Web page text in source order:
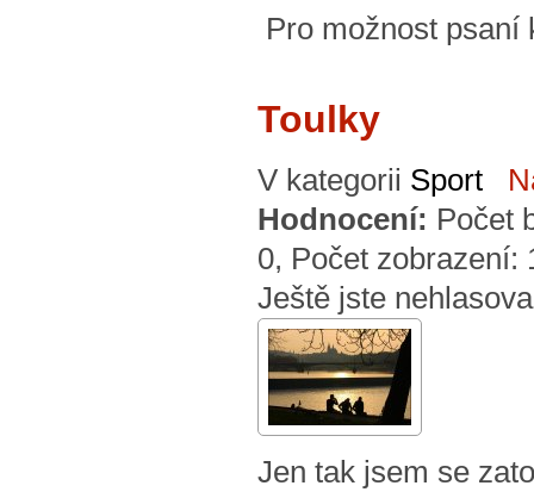
Pro možnost
Toulky
V kategorii Sport
Hodnocení: Počet
0, Počet zobrazení:
Ještě jste
Jen tak jsem se